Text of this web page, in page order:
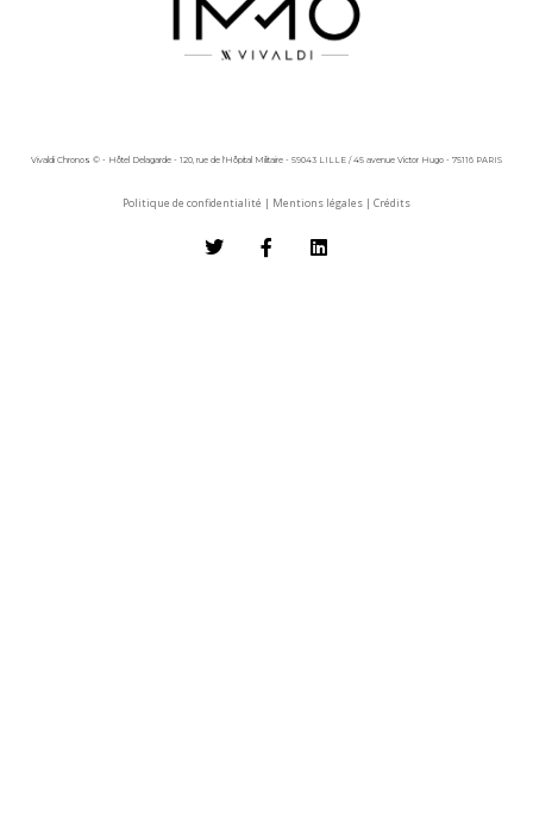
Vivaldi Chronos © - Hôtel Delagarde - 120, rue de l'Hôpital Militaire - 59043 LILLE / 45 avenue Victor Hugo - 75116 PARIS
Politique de confidentialité | Mentions légales | Crédits